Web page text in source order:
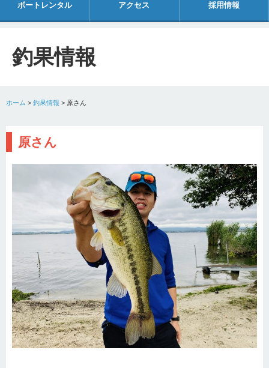
ボートレンタル アクセス 採用情報
釣果情報
ホーム > 釣果情報 > 原さん
原さん